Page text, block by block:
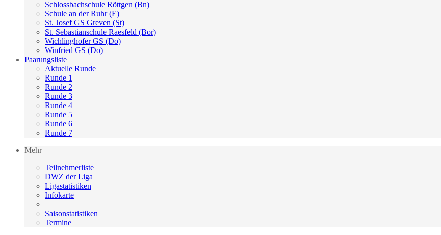
Schlossbachschule Röttgen (Bn)
Schule an der Ruhr (E)
St. Josef GS Greven (St)
St. Sebastianschule Raesfeld (Bor)
Wichlinghofer GS (Do)
Winfried GS (Do)
Paarungsliste
Aktuelle Runde
Runde 1
Runde 2
Runde 3
Runde 4
Runde 5
Runde 6
Runde 7
Mehr
Teilnehmerliste
DWZ der Liga
Ligastatistiken
Infokarte
Saisonstatistiken
Termine